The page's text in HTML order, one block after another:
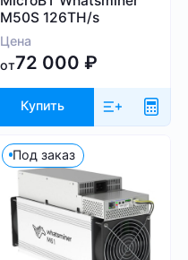
M50S 126TH/s
Цена
от72 000₽
Купить
Под заказ